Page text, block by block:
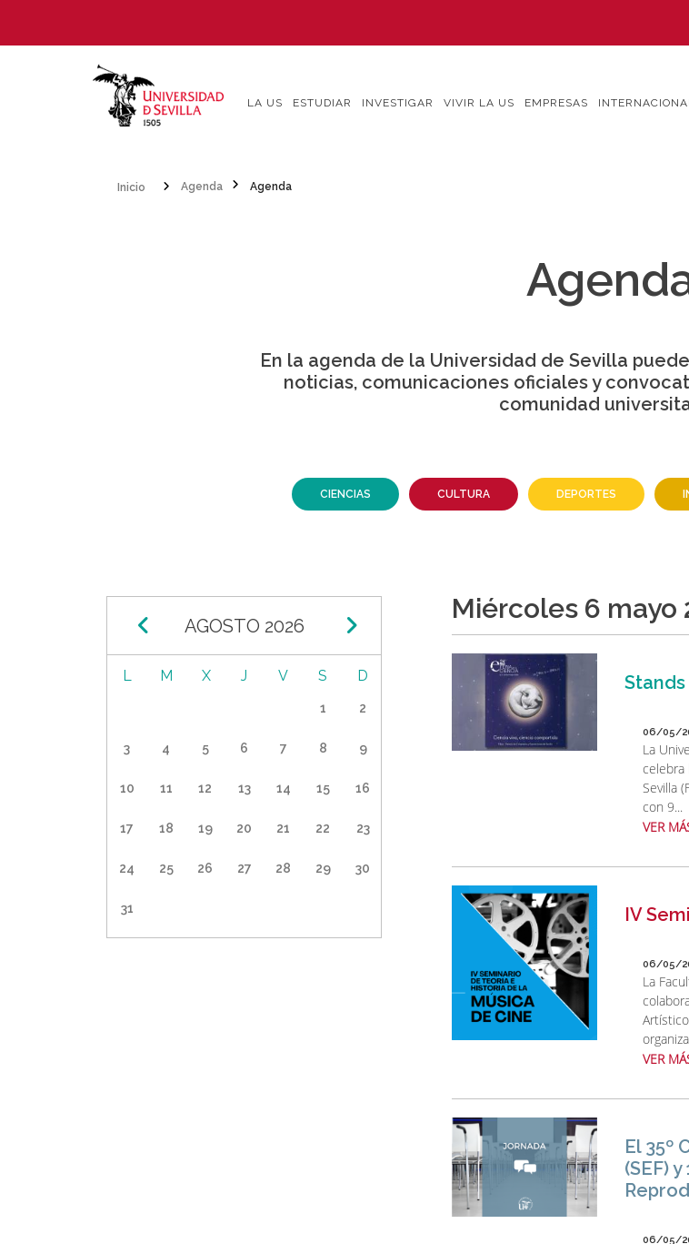
contenido
LA US ESTUDIAR INVESTIGAR VIVIR LA US EMPRESAS
Agenda
Agenda
En la agenda de la Universidad de Sevilla
noticias, comunicaciones oficiales y
comunidad
CIENCIAS CULTURA DEPORTES
miércoles 6 mayo
06/05/
La
celebra
Sevilla
con 9...
VER
IV
06/05/
La
VER
El 35º
(SEF)
06/05/
AGOSTO 2026
Paginación
L M J V S D
1 2
3 4 5 6 7 8 9
10 11 12 13 14 15 16
17 18 19 20 21 22 23
24 25 26 27 28 29 30
31